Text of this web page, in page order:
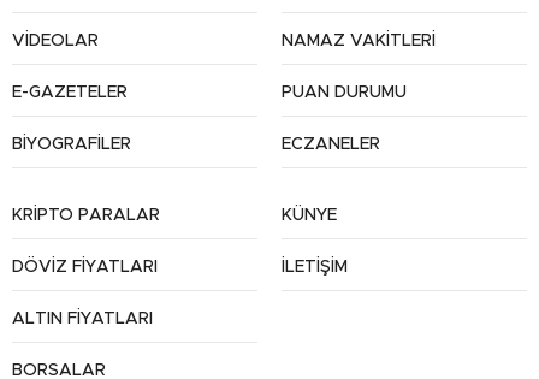
VİDEOLAR
E-GAZETELER
BİYOGRAFİLER
NAMAZ VAKİTLERİ
PUAN DURUMU
ECZANELER
KRİPTO PARALAR
DÖVİZ FİYATLARI
ALTIN FİYATLARI
BORSALAR
KÜNYE
İLETİŞİM